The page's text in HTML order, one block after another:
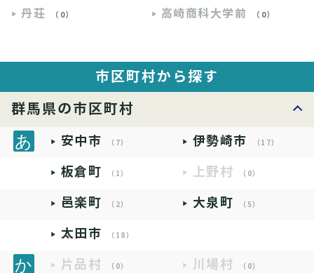
丹荘 （0） 高崎商科大学前 （0）
市区町村から探す
群馬県の市区町村
安中市 （7） 伊勢崎市 （17）
板倉町 （1） 上野村 （0）
邑楽町 （2） 大泉町 （5）
太田市 （18）
片品村 （0） 川場村 （0）